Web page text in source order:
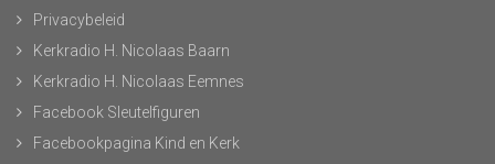
Privacybeleid
Kerkradio H. Nicolaas Baarn
Kerkradio H. Nicolaas Eemnes
Facebook Sleutelfiguren
Facebookpagina Kind en Kerk